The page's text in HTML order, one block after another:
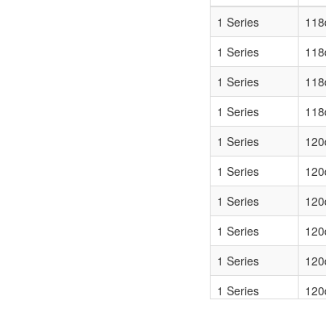
1 Series
1 Series
1 Series
1 Series
1 Series
1 Series
1 Series
1 Series
1 Series
1 Series